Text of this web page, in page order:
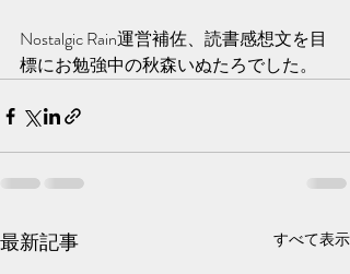
Nostalgic Rain運営補佐、読書感想文を目
標にお勉強中の秋森いぬたろでした。
最新記事 すべて表示